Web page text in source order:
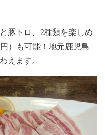
豚トロ、2種類を楽しめ
）も可能！地元鹿児島
えます。